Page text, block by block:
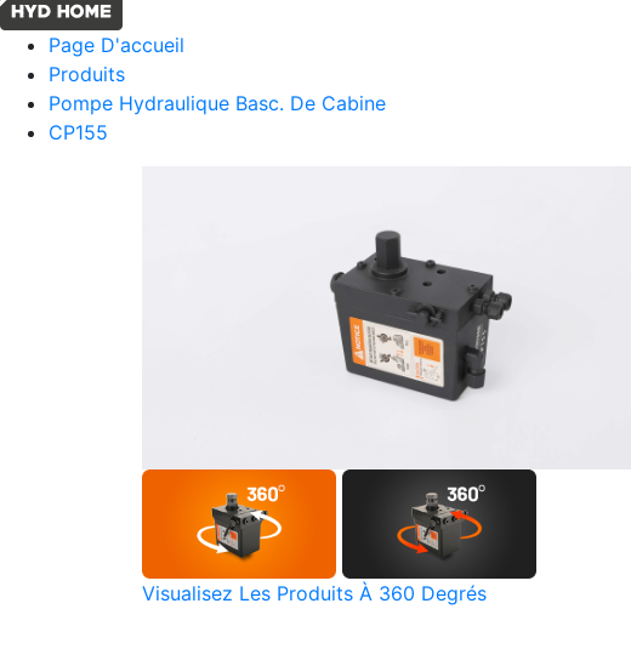
Page D'accueil
Produits
Pompe Hydraulique Basc. De Cabine
CP155
Visualisez Les Produits À 360 Degrés